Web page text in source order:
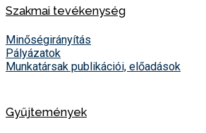
Szakmai tevékenység
Minőségirányítás
Pályázatok
Munkatársak publikációi, előadások
Gyűjtemények